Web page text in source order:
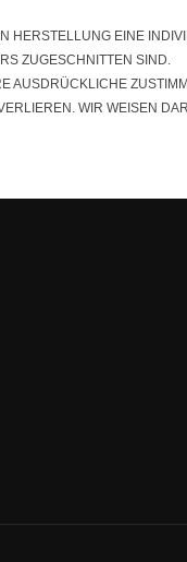
HERSTELLUNG EINE
ZUGESCHNITTEN SIND.
AUSDRÜCKLICHE
WIR WEISEN